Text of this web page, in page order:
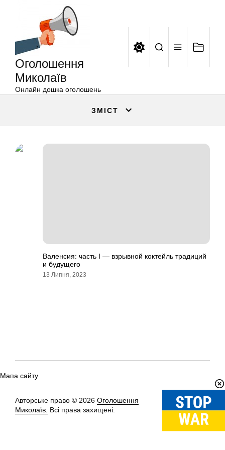
Оголошення
Миколаїв
Онлайн дошка оголошень
ЗМІСТ
Валенсия: часть I — взрывной коктейль традиций
и будущего
13 Липня, 2023
Мапа сайту
Авторське право © 2026 Оголошення
Миколаїв. Всі права захищені.
Вгору↑